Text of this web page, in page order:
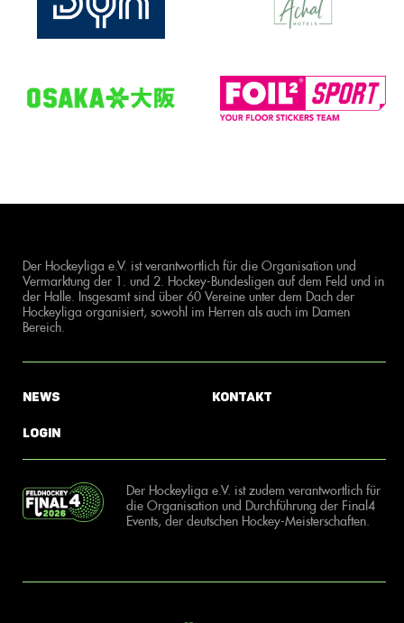
Der Hockeyliga e.V. ist verantwortlich für die Organisation und
Vermarktung der 1. und 2. Hockey-Bundesligen auf dem Feld und in
der Halle. Insgesamt sind über 60 Vereine unter dem Dach der
Hockeyliga organisiert, sowohl im Herren als auch im Damen
Bereich.
News
Login
Kontakt
Der Hockeyliga e.V. ist zudem verantwortlich für
die Organisation und Durchführung der Final4
Events, der deutschen Hockey-Meisterschaften.